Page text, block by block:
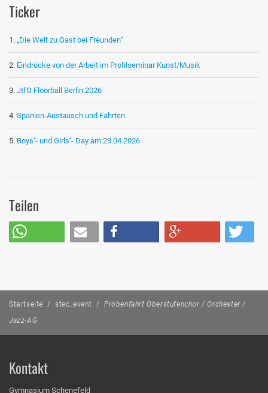
Ticker
„Die Welt zu Gast bei Freunden“
Eindrücke von der Arbeit im Profilseminar Kunst/Musik
JtfO Floorball Berlin 2026
Spanien-Austausch und Fahrten
Boys‘- und Girls‘- Day am 23.04.2026
Teilen
Startseite / stec_event / Probenfahrt Oberstufenchor / Orchester /
Jazz-AG
Kontakt
Gymnasium Schenefeld